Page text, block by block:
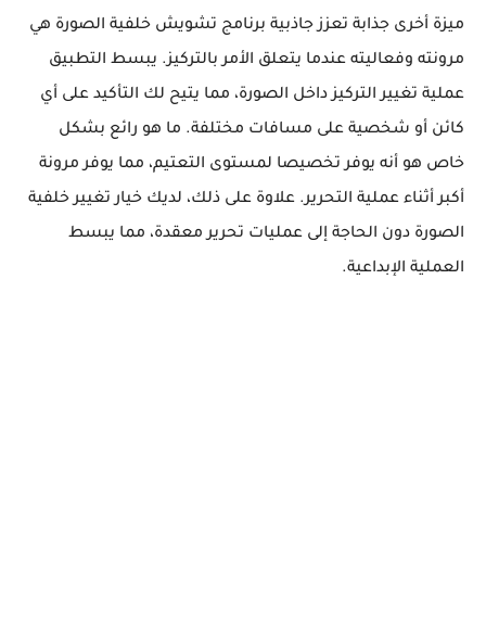
ميزة أخرى جذابة تعزز جاذبية برنامج تشويش خلفية الصورة هي
مرونته وفعاليته عندما يتعلق الأمر بالتركيز. يبسط التطبيق
عملية تغيير التركيز داخل الصورة، مما يتيح لك التأكيد على أي
كائن أو شخصية على مسافات مختلفة. ما هو رائع بشكل
خاص هو أنه يوفر تخصيصا لمستوى التعتيم، مما يوفر مرونة
أكبر أثناء عملية التحرير. علاوة على ذلك، لديك خيار تغيير خلفية
الصورة دون الحاجة إلى عمليات تحرير معقدة، مما يبسط
العملية الإبداعية.